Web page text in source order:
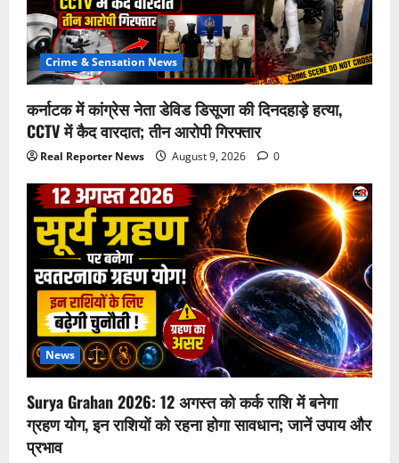
Crime & Sensation News
कर्नाटक में कांग्रेस नेता डेविड डिसूजा की दिनदहाड़े हत्या,
CCTV में कैद वारदात; तीन आरोपी गिरफ्तार
Real Reporter News August 9, 2026 0
News
Surya Grahan 2026: 12 अगस्त को कर्क राशि में बनेगा
ग्रहण योग, इन राशियों को रहना होगा सावधान; जानें उपाय और
प्रभाव